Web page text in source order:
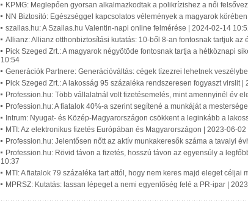
KPMG: Meglepően gyorsan alkalmazkodtak a polikrízishez a női
NN Biztosító: Egészséggel kapcsolatos vélemények a magyarok
szallas.hu: A Szallas.hu Valentin-napi online felmérése | 2024-02-14
Allianz: Allianz otthonbiztosítási kutatás: 10-ből 8-an fontosnak tartjuk az
Pick Szeged Zrt.: A magyarok négyötöde fontosnak tartja a hétköznapi
10:54
Generációk Partnere: Generációváltás: cégek tízezrei lehetnek
Pick Szeged Zrt.: A lakosság 95 százaléka rendszeresen fogyaszt virslit |
Profession.hu: Több vállalatnál volt fizetésemelés, mint amennyinél év
Profession.hu: A fiatalok 40%-a szerint segítené a munkáját a
Intrum: Nyugat- és Közép-Magyarországon csökkent a leginkább a
MTI: Az elektronikus fizetés Európában és Magyarországon | 2023-06-02
Profession.hu: Jelentősen nőtt az aktív munkakeresők száma a tavalyi
Profession.hu: Rövid távon a fizetés, hosszú távon az egyensúly a
10:37
MTI: A fiatalok 79 százaléka tart attól, hogy nem keres majd eleget céljai
MPRSZ: Kutatás: lassan lépeget a nemi egyenlőség felé a PR-ipar |